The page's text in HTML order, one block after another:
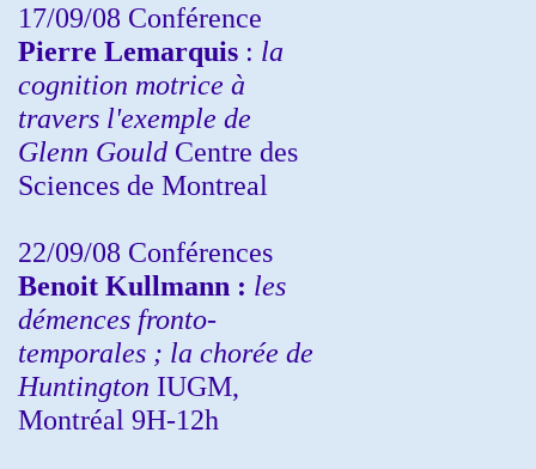
17/09/08 Conférence
Pierre Lemarquis : la
cognition motrice à
travers l'exemple de
Glenn Gould Centre des
Sciences de Montreal
22/09/08 Conférences
Benoit Kullmann : les
démences fronto-
temporales ; la chorée de
Huntington IUGM,
Montréal 9H-12h